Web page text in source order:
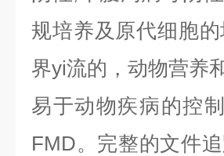
规培养及原代细胞
界yi流的，动物营养
易于动物疾病的控
FMD。完整的文件